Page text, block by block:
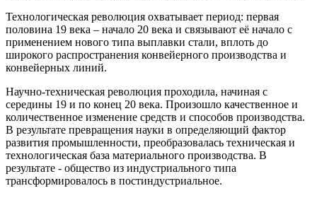
Технологическая революция охватывает период: первая
половина 19 века – начало 20 века и связывают её начало с
применением нового типа выплавки стали, вплоть до
широкого распространения конвейерного производства и
конвейерных линий.
Научно-техническая революция проходила, начиная с
середины 19 и по конец 20 века. Произошло качественное и
количественное изменение средств и способов производства.
В результате превращения науки в определяющий фактор
развития промышленности, преобразовалась техническая и
технологическая база материального производства. В
результате - общество из индустриального типа
трансформировалось в постиндустриальное.